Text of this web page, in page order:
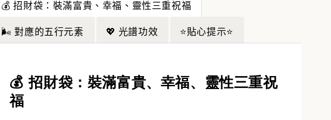
水晶福袋幫你翻盤💎
能量UP💎
NT$ 388
- +
💰 招財袋：裝滿富貴、幸福、靈性三重祝福
🌬️ 對應的五行元素
💖 光譜功效 ⭐貼心提示⭐
💰 招財袋：裝滿富貴、幸福、靈性三重祝
福